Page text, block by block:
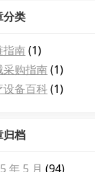
分类
指南(1)
采购指南(1)
设备百科(1)
归档
年 5 月 (94)